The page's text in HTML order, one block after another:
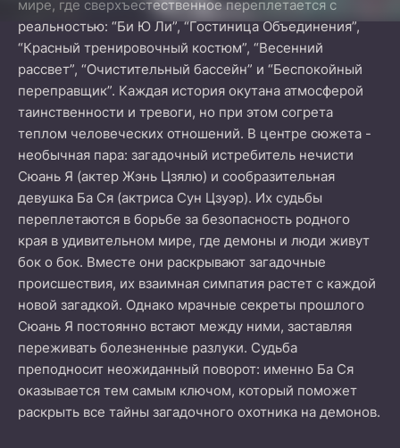
мире, где сверхъестественное переплетается с
реальностью: “Би Ю Ли”, “Гостиница Объединения”,
“Красный тренировочный костюм”, “Весенний
рассвет”, “Очистительный бассейн” и “Беспокойный
переправщик”. Каждая история окутана атмосферой
таинственности и тревоги, но при этом согрета
теплом человеческих отношений. В центре сюжета -
необычная пара: загадочный истребитель нечисти
Сюань Я (актер Жэнь Цзялю) и сообразительная
девушка Ба Ся (актриса Сун Цзуэр). Их судьбы
переплетаются в борьбе за безопасность родного
края в удивительном мире, где демоны и люди живут
бок о бок. Вместе они раскрывают загадочные
происшествия, их взаимная симпатия растет с каждой
новой загадкой. Однако мрачные секреты прошлого
Сюань Я постоянно встают между ними, заставляя
переживать болезненные разлуки. Судьба
преподносит неожиданный поворот: именно Ба Ся
оказывается тем самым ключом, который поможет
раскрыть все тайны загадочного охотника на демонов.